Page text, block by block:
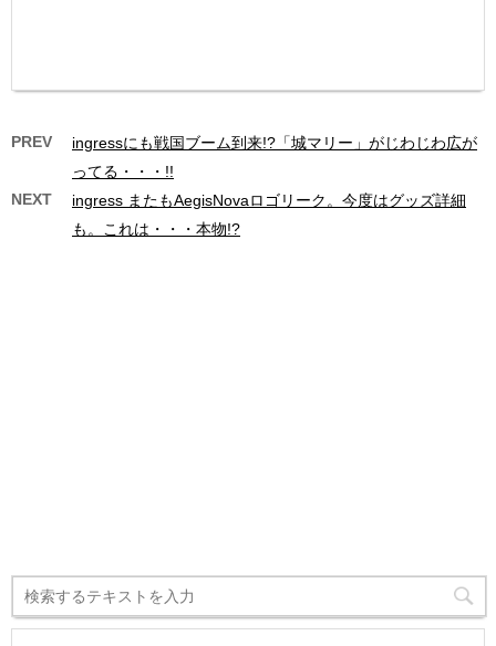
PREV
ingressにも戦国ブーム到来!?「城マリー」がじわじわ広が
ってる・・・!!
NEXT
ingress またもAegisNovaロゴリーク。今度はグッズ詳細
も。これは・・・本物!?